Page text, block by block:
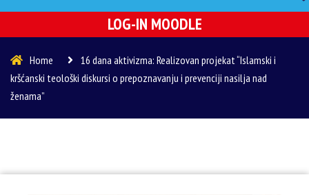
LOG-IN MOODLE
Home
16 dana aktivizma: Realizovan projekat “Islamski i
kršćanski teološki diskursi o prepoznavanju i prevenciji nasilja nad
ženama”